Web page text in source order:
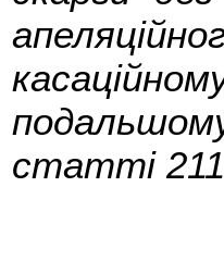
статті